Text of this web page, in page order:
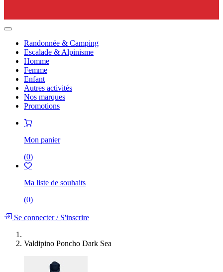
Randonnée & Camping
Escalade & Alpinisme
Homme
Femme
Enfant
Autres activités
Nos marques
Promotions
Mon panier
(0)
Ma liste de souhaits
(0)
Se connecter/S'inscrire
Valdipino Poncho Dark Sea